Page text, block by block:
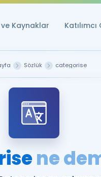
Kaynaklar
Sözlük categorise
ne